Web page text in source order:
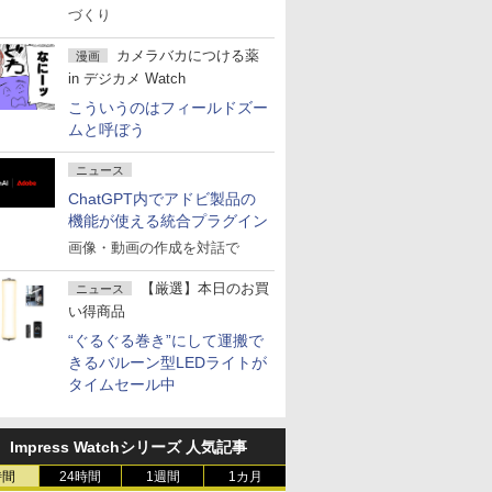
づくり
漫画
カメラバカにつける薬
in デジカメ Watch
こういうのはフィールドズー
ムと呼ぼう
ニュース
ChatGPT内でアドビ製品の
機能が使える統合プラグイン
画像・動画の作成を対話で
ニュース
【厳選】本日のお買
い得商品
“ぐるぐる巻き”にして運搬で
きるバルーン型LEDライトが
タイムセール中
Impress Watchシリーズ 人気記事
24時間 1週間 1カ月